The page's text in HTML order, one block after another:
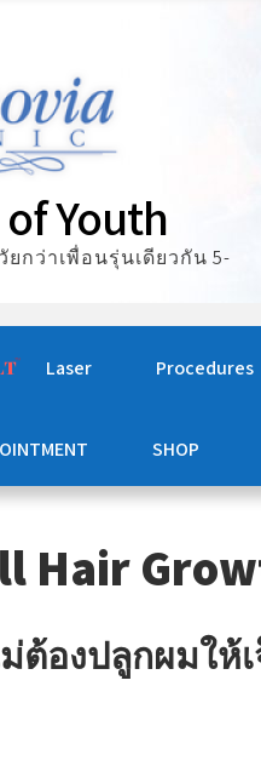
Youth
กว่าเพื่อนรุ่นเดียวกัน 5-
Laser Procedures
SHOP
Hair
ต้องปลูกผมให้